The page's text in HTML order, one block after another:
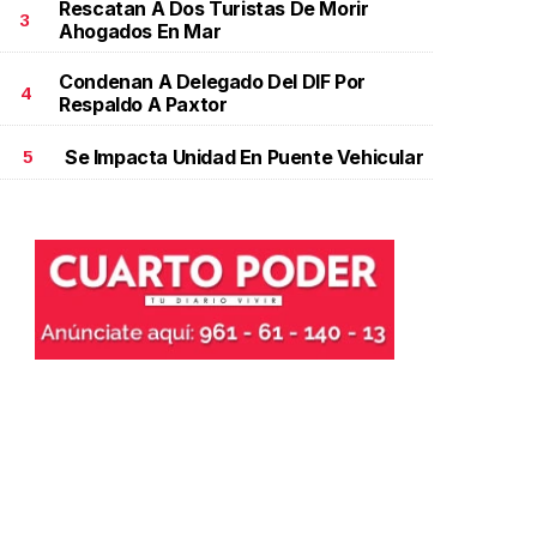
3
Rescatan A Dos Turistas De Morir
Ahogados En Mar
4
Condenan A Delegado Del DIF Por
Respaldo A Paxtor
5 Se Impacta Unidad En Puente Vehicular